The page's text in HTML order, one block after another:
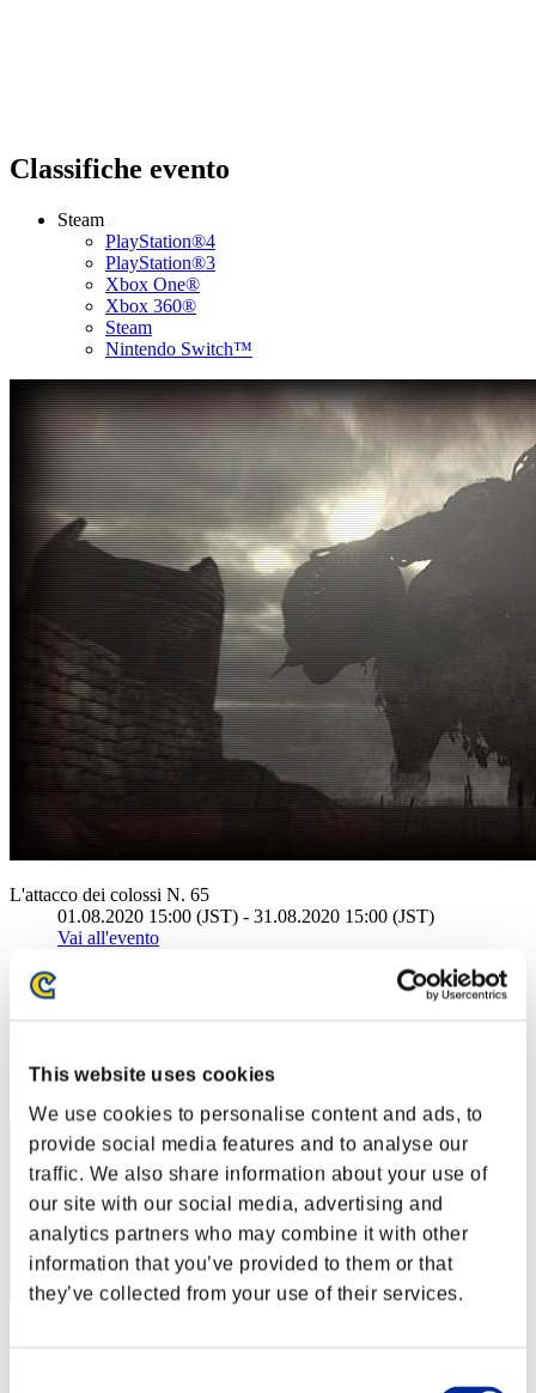
This website uses cookies
We use cookies to personalise content and ads, to
provide social media features and to analyse our
traffic. We also share information about your use of
our site with our social media, advertising and
analytics partners who may combine it with other
information that you’ve provided to them or that
they’ve collected from your use of their services.
Classifiche evento
Steam
PlayStation®4
PlayStation®3
Xbox One®
Xbox 360®
Steam
Nintendo Switch™
L'attacco dei colossi N. 65
01.08.2020 15:00 (JST) - 31.08.2020 15:00 (JST)
Vai all'evento
(Le classifiche sono aggiornate ogni 6 ore)
Classifiche
Posizione